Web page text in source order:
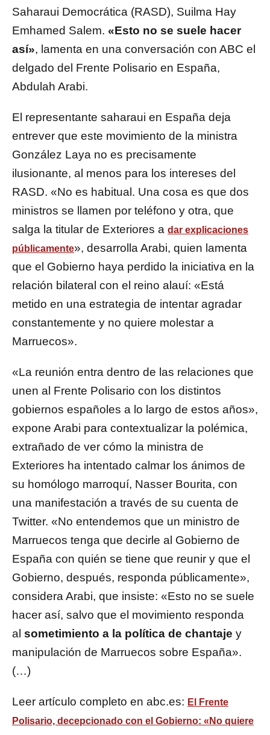
Saharaui Democrática (RASD), Suilma Hay
Emhamed Salem. «Esto no se suele hacer
así», lamenta en una conversación con ABC el
delgado del Frente Polisario en España,
Abdulah Arabi.
El representante saharaui en España deja
entrever que este movimiento de la ministra
González Laya no es precisamente
ilusionante, al menos para los intereses del
RASD. «No es habitual. Una cosa es que dos
ministros se llamen por teléfono y otra, que
salga la titular de Exteriores a dar explicaciones
públicamente», desarrolla Arabi, quien lamenta
que el Gobierno haya perdido la iniciativa en la
relación bilateral con el reino alauí: «Está
metido en una estrategia de intentar agradar
constantemente y no quiere molestar a
Marruecos».
«La reunión entra dentro de las relaciones que
unen al Frente Polisario con los distintos
gobiernos españoles a lo largo de estos años»,
expone Arabi para contextualizar la polémica,
extrañado de ver cómo la ministra de
Exteriores ha intentado calmar los ánimos de
su homólogo marroquí, Nasser Bourita, con
una manifestación a través de su cuenta de
Twitter. «No entendemos que un ministro de
Marruecos tenga que decirle al Gobierno de
España con quién se tiene que reunir y que el
Gobierno, después, responda públicamente»,
considera Arabi, que insiste: «Esto no se suele
hacer así, salvo que el movimiento responda
al sometimiento a la política de chantaje y
manipulación de Marruecos sobre España».
(…)
Leer artículo completo en abc.es: El Frente
Polisario, decepcionado con el Gobierno: «No quiere